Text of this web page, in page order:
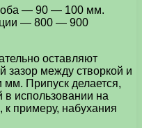
— 90 — 100 мм.
— 800 — 900
оставляют
зазор между створкой и
мм. Припуск делается,
в использовании на
примеру, набухания